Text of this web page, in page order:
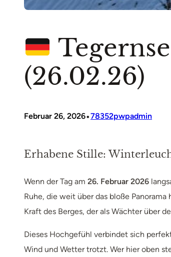
(26.02.26)
Februar 26, 2026•78352pwpadmin
Erhabene Stille:
Wenn der Tag am 26. Februar 2026
Ruhe, die weit über das bloße
Kraft des Berges, der als Wächter über
Dieses Hochgefühl verbindet sich
Wind und Wetter trotzt. Wer hier oben